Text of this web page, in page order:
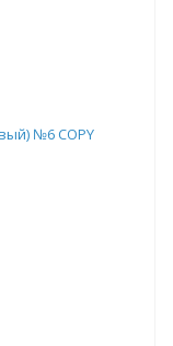
№6 COPY